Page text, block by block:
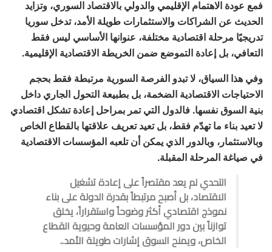
فمع عودة الاهتمام الإقليمي والدولي بالاقتصاد السوري، وتزايد
الحديث عن الشراكات والاستثمارات طويلة الأمد، تدخل سوريا
تدريجيًا مرحلة اقتصادية مختلفة، عنوانها الأساسي ليس فقط
التعافي، بل إعادة التموضع ضمن الخريطة الاقتصادية الإقليمية.
وفي هذا السياق، لا تبدو الفرصة السورية مرتبطة فقط بحجم
الاحتياجات الاقتصادية الضخمة، بل بطبيعة التحول الجاري داخل
بنية السوق نفسها. فالدول التي تمر بمراحل إعادة تشكل اقتصادي
لا تعيد بناء ما تهدّم فقط، بل تعيد تعريف علاقتها بالقطاع الخاص
وبالاستثمار، وبالدور الذي يمكن أن تلعبه المؤسسات الاقتصادية
في صياغة المرحلة المقبلة.
التحدي لم يعد مقتصراً على إعادة تشغيل
الاقتصاد، بل أصبح مرتبطاً بقدرة الدولة على بناء
نموذج اقتصادي أكثر وضوحاً واستقراراً، يخلق
توازناً بين دور المؤسسات العامة وحيوية القطاع
الخاص، ويمنح السوق إشارات طويلة الأمد..